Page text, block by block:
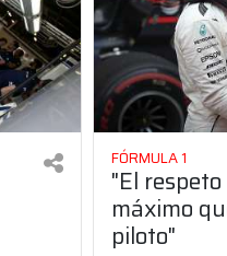
FÓRMULA 1
"El
máximo
piloto"